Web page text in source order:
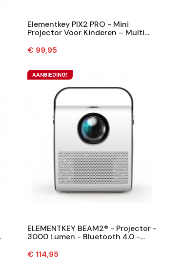
Elementkey PIX2 PRO - Mini
Projector Voor Kinderen – Multi
1080P –...
Prijs
€ 99,95
AANBIEDING!
ELEMENTKEY BEAM2® - Projector -
3000 Lumen - Bluetooth 4.0 -
Prijs
€ 114,95